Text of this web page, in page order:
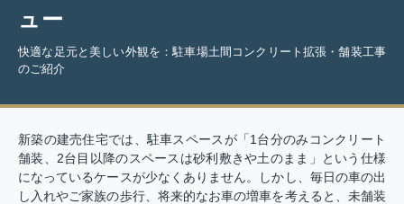
ュー
快適な足元と美しい外観を：駐車場土間コンクリート拡張・舗装工事
のご紹介
新築の建売住宅では、駐車スペースが「1台分のみコンクリート
舗装、2台目以降のスペースは砂利敷きや土のまま」という仕様
になっているケースが少なくありません。しかし、毎日の車の出
し入れやご家族の歩行、将来的なお車の増車を考えると、未舗装